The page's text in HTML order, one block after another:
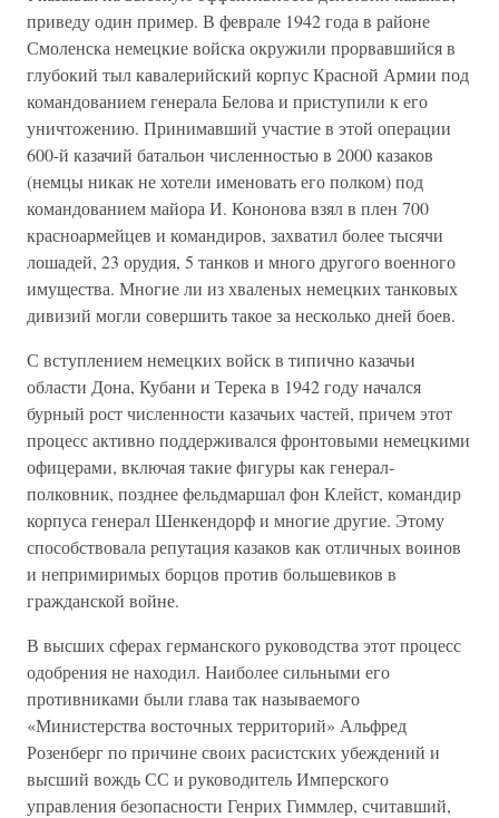
приведу один пример. В феврале 1942 года в районе
Смоленска немецкие войска окружили прорвавшийся в
глубокий тыл кавалерийский корпус Красной Армии под
командованием генерала Белова и приступили к его
уничтожению. Принимавший участие в этой операции
600-й казачий батальон численностью в 2000 казаков
(немцы никак не хотели именовать его полком) под
командованием майора И. Кононова взял в плен 700
красноармейцев и командиров, захватил более тысячи
лошадей, 23 орудия, 5 танков и много другого военного
имущества. Многие ли из хваленых немецких танковых
дивизий могли совершить такое за несколько дней боев.
С вступлением немецких войск в типично казачьи
области Дона, Кубани и Терека в 1942 году начался
бурный рост численности казачьих частей, причем этот
процесс активно поддерживался фронтовыми немецкими
офицерами, включая такие фигуры как генерал-
полковник, позднее фельдмаршал фон Клейст, командир
корпуса генерал Шенкендорф и многие другие. Этому
способствовала репутация казаков как отличных воинов
и непримиримых борцов против большевиков в
гражданской войне.
В высших сферах германского руководства этот процесс
одобрения не находил. Наиболее сильными его
противниками были глава так называемого
«Министерства восточных территорий» Альфред
Розенберг по причине своих расистских убеждений и
высший вождь СС и руководитель Имперского
управления безопасности Генрих Гиммлер, считавший,